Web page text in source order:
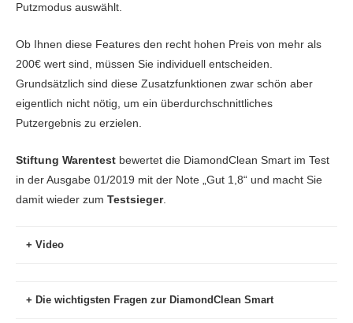
Putzmodus auswählt.
Ob Ihnen diese Features den recht hohen Preis von mehr als
200€ wert sind, müssen Sie individuell entscheiden.
Grundsätzlich sind diese Zusatzfunktionen zwar schön aber
eigentlich nicht nötig, um ein überdurchschnittliches
Putzergebnis zu erzielen.
Stiftung Warentest bewertet die DiamondClean Smart im Test
in der Ausgabe 01/2019 mit der Note „Gut 1,8“ und macht Sie
damit wieder zum Testsieger.
Video
Die wichtigsten Fragen zur DiamondClean Smart